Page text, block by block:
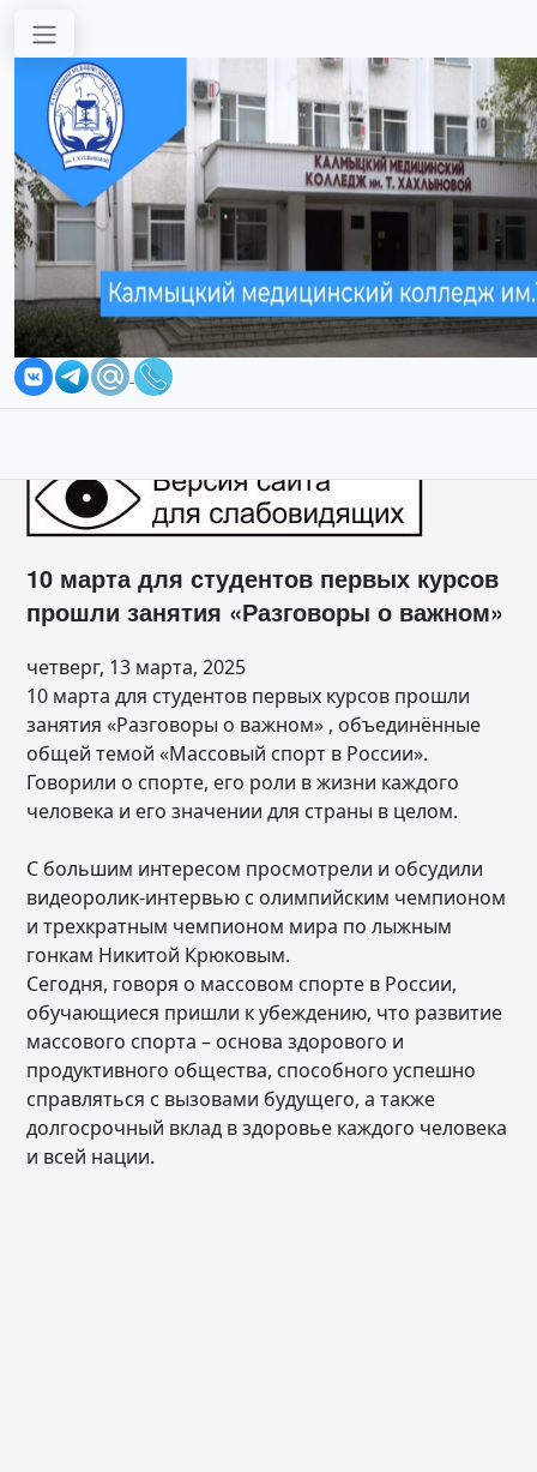
10 марта для студентов первых курсов
прошли занятия «Разговоры о важном»
четверг, 13 марта, 2025
10 марта для студентов первых курсов прошли
занятия «Разговоры о важном» , объединённые
общей темой «Массовый спорт в России».
Говорили о спорте, его роли в жизни каждого
человека и его значении для страны в целом.
С большим интересом просмотрели и обсудили
видеоролик-интервью с олимпийским чемпионом
и трехкратным чемпионом мира по лыжным
гонкам Никитой Крюковым.
Сегодня, говоря о массовом спорте в России,
обучающиеся пришли к убеждению, что развитие
массового спорта – основа здорового и
продуктивного общества, способного успешно
справляться с вызовами будущего, а также
долгосрочный вклад в здоровье каждого человека
и всей нации.